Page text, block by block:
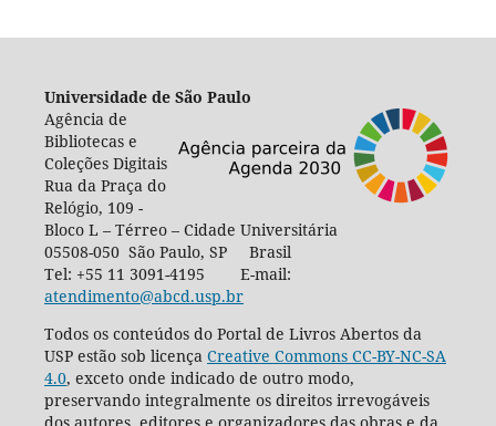
Universidade de São Paulo
Agência de
Bibliotecas e
Coleções Digitais
Rua da Praça do
Relógio, 109 -
Bloco L – Térreo – Cidade Universitária
05508-050 São Paulo, SP Brasil
Tel: +55 11 3091-4195 E-mail:
atendimento@abcd.usp.br
Todos os conteúdos do Portal de Livros Abertos da
USP estão sob licença Creative Commons CC-BY-NC-SA
4.0, exceto onde indicado de outro modo,
preservando integralmente os direitos irrevogáveis